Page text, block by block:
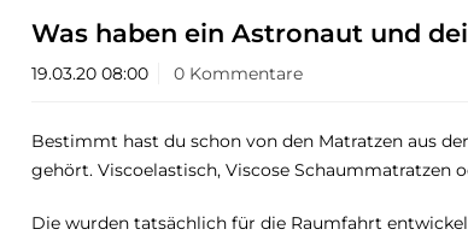
Was haben ein Astronaut und
19.03.20 08:00 0 Kommentare
Bestimmt hast du schon von den Matratzen aus
gehört. Viscoelastisch, Viscose Schaummatratzen
Die wurden tatsächlich für die Raumfahrt